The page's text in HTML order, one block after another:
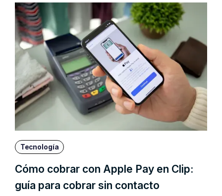
Tecnología
Cómo cobrar con Apple Pay en Clip:
guía para cobrar sin contacto